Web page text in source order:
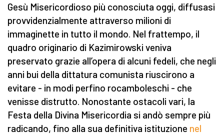
Gesù Misericordioso più conosciuta oggi, diffusasi
provvidenzialmente attraverso milioni di
immaginette in tutto il mondo. Nel frattempo, il
quadro originario di Kazimirowski veniva
preservato grazie all’opera di alcuni fedeli, che negli
anni bui della dittatura comunista riuscirono a
evitare - in modi perfino rocamboleschi - che
venisse distrutto. Nonostante ostacoli vari, la
Festa della Divina Misericordia si andò sempre più
radicando, fino alla sua definitiva istituzione nel